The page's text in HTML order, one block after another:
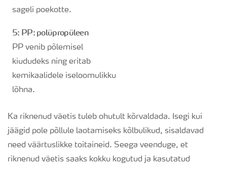
sageli poekotte.
5: PP: polüpropüleen
PP venib põlemisel
kiududeks ning eritab
kemikaalidele iseloomulikku
lõhna.
Ka riknenud väetis tuleb ohutult kõrvaldada. Isegi kui
jäägid pole põllule laotamiseks kõlbulikud, sisaldavad
need väärtuslikke toitaineid. Seega veenduge, et
riknenud väetis saaks kokku kogutud ja kasutatud